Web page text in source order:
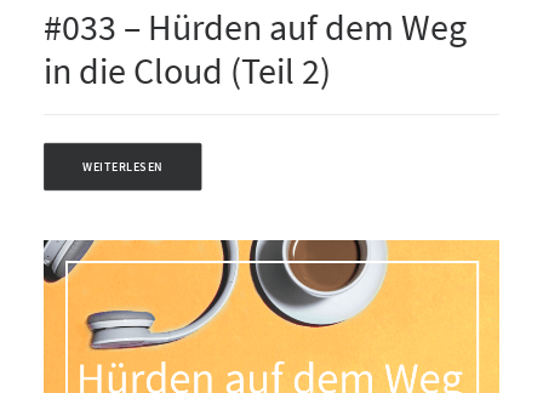
#033 – Hürden auf dem Weg
in die Cloud (Teil 2)
WEITERLESEN